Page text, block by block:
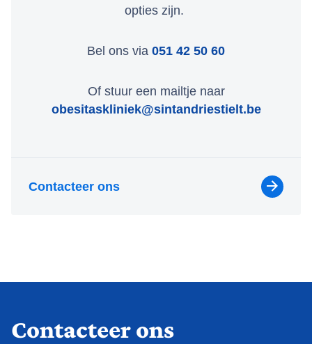
opties zijn.
Bel ons via 051 42 50 60
Of stuur een mailtje naar
obesitaskliniek@sintandriestielt.be
Contacteer ons
Contacteer ons